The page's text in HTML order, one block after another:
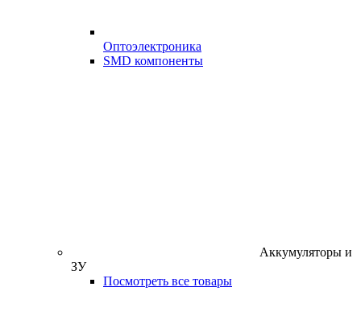
Оптоэлектроника
SMD компоненты
Аккумуляторы и
ЗУ
Посмотреть все товары